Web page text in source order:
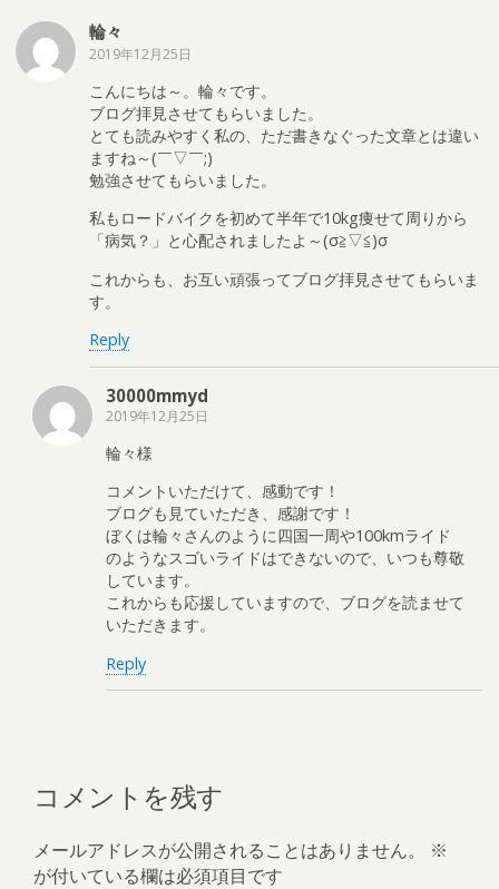
輪々
2019年12月25日
こんにちは～。輪々です。
ブログ拝見させてもらいました。
とても読みやすく私の、ただ書きなぐった文章とは違い
ますね～(￣▽￣;)
勉強させてもらいました。
私もロードバイクを初めて半年で10kg痩せて周りから
「病気？」と心配されましたよ～(σ≧▽≦)σ
これからも、お互い頑張ってブログ拝見させてもらいま
す。
Reply
30000mmyd
2019年12月25日
輪々様
コメントいただけて、感動です！
ブログも見ていただき、感謝です！
ぼくは輪々さんのように四国一周や100kmライド
のようなスゴいライドはできないので、いつも尊敬
しています。
これからも応援していますので、ブログを読ませて
いただきます。
Reply
コメントを残す
メールアドレスが公開されることはありません。
※
が付いている欄は必須項目です